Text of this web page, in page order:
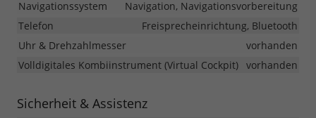
Navigationssystem
Navigation, Navigationsvorbereitung
Telefon
Freisprecheinrichtung, Bluetooth
Uhr & Drehzahlmesser
vorhanden
Volldigitales Kombiinstrument (Virtual Cockpit) vorhanden
Sicherheit & Assistenz